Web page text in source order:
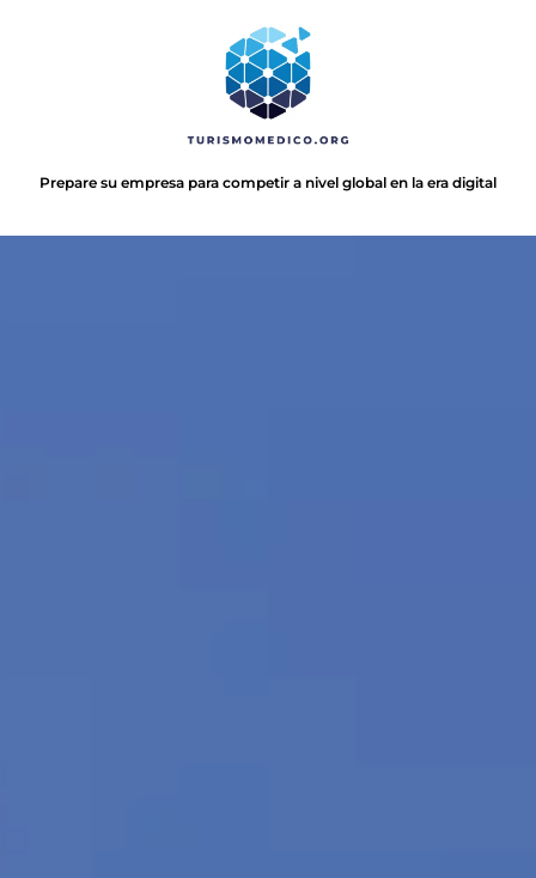
Prepare su empresa para competir a nivel global en la era digital